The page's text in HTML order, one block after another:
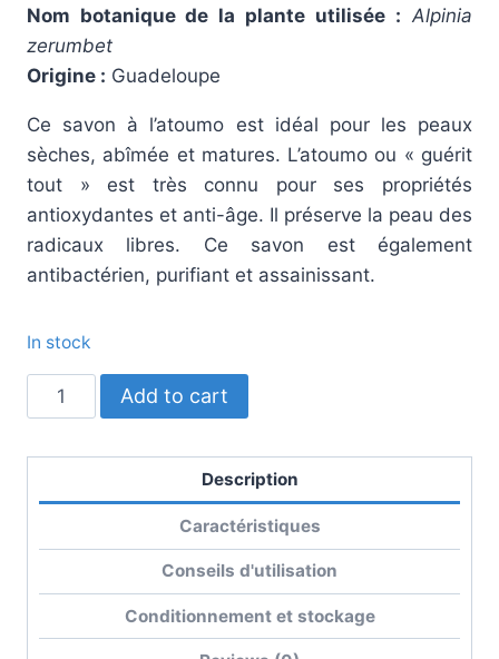
Nom botanique de la plante utilisée : Alpinia
zerumbet
Origine : Guadeloupe
Ce savon à l’atoumo est idéal pour les peaux
sèches, abîmée et matures. L’atoumo ou « guérit
tout » est très connu pour ses propriétés
antioxydantes et anti-âge. Il préserve la peau des
radicaux libres. Ce savon est également
antibactérien, purifiant et assainissant.
In stock
Savon
Atoumo
Add to cart
Description
Caractéristiques
Conseils d'utilisation
Conditionnement et stockage